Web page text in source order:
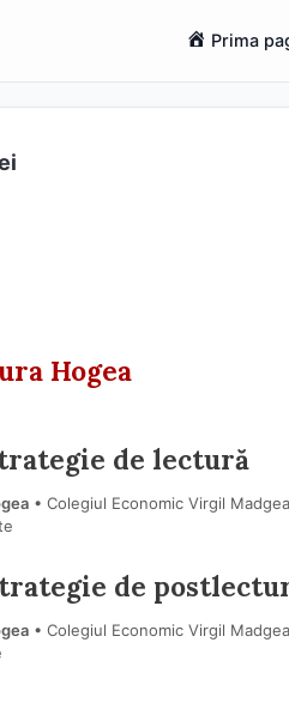
Prima
Hogea
de lectură
• Colegiul Economic Virgil
de
• Colegiul Economic Virgil